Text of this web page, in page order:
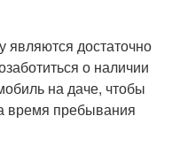
являются достаточно
о наличии
на даче, чтобы
время пребывания